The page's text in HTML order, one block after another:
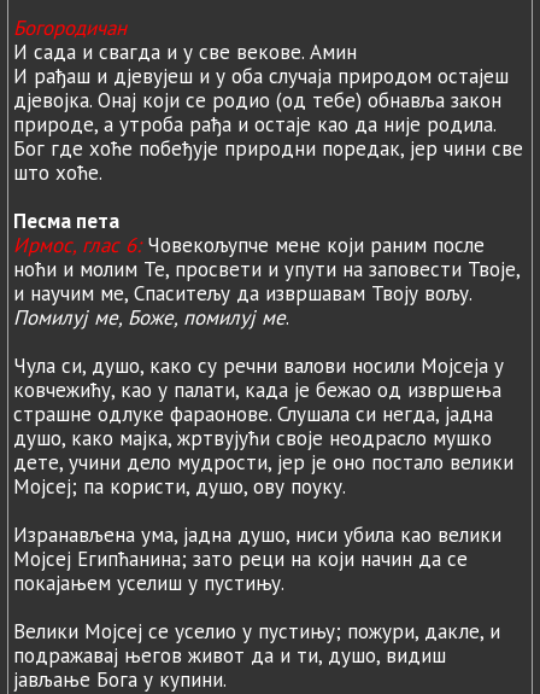
Богородичан
И сада и свагда и у све векове. Амин
И рађаш и дјевујеш и у оба случаја природом остајеш
дјевојка. Онај који се родио (од тебе) обнавља закон
природе, а утроба рађа и остаје као да није родила.
Бог где хоће побеђује природни поредак, јер чини све
што хоће.
Песма пета
Ирмос, глас 6:Човекољупче мене који раним после
ноћи и молим Те, просвети и упути на заповести Твоје,
и научим ме, Спаситељу да извршавам Твоју вољу.
Помилуј ме, Боже, помилуј ме.
Чула си, душо, како су речни валови носили Мојсеја у
ковчежићу, као у палати, када је бежао од извршења
страшне одлуке фараонове. Слушала си негда, јадна
душо, како мајка, жртвујући своје неодрасло мушко
дете, учини дело мудрости, јер је оно постало велики
Мојсеј; па користи, душо, ову поуку.
Изранављена ума, јадна душо, ниси убила као велики
Мојсеј Египћанина; зато реци на који начин да се
покајањем уселиш у пустињу.
Велики Мојсеј се уселио у пустињу; пожури, дакле, и
подражавај његов живот да и ти, душо, видиш
јављање Бога у купини.